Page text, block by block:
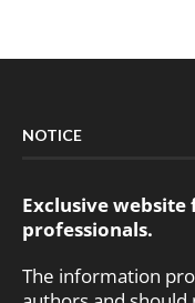
NOTICE
Exclusive
professionals.
The information